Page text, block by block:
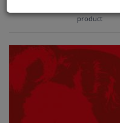
product